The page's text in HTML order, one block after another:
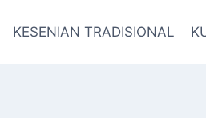
KESENIAN TRADISIONAL